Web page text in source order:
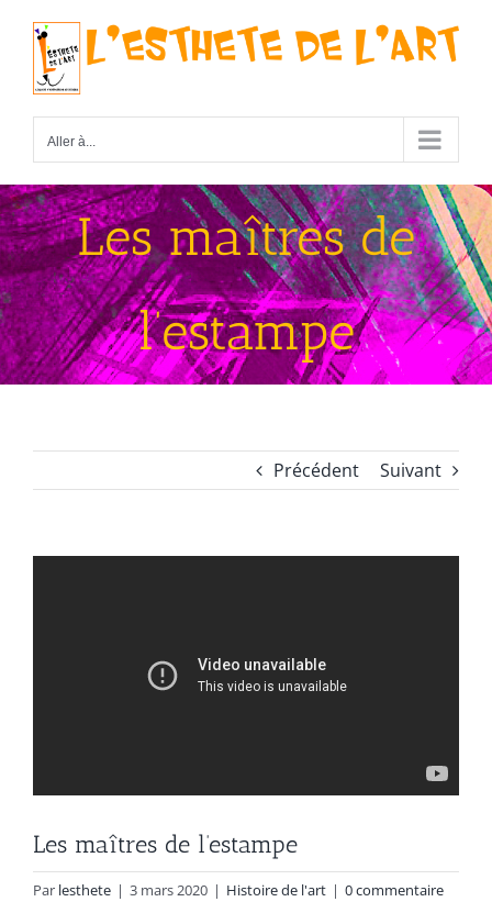
contenu
Aller à...
Les maîtres de
l’estampe
Précédent Suivant
Les maîtres de l’estampe
Par lesthete | 3 mars 2020 | Histoire de l'art | 0 commentaire